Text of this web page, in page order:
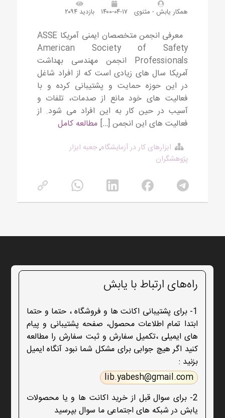
همکار یابش - مثنوی ۱۴۰۰-۰۴-۱۷ بازدید ۲۰۹۴
معرفی انجمن متخصصان ایمنی آمریکا ASSE
American Society of Safety
Professionals انجمن مهندسی بهداشت
آمریکا سال های زیادی است که از افراد شاغل
در این حوزه حمایت و پشتیبانی کرده و با
فعالیت های خود مانع از صدمات، تلفات و
آسیب در حین کار به این افراد می شود. از
فعالیت های این انجمن […]مطالعه کامل
ابزارهای کار در آزمایشگاه,جعبه ابزار
پژوهشگران
راه‌های ارتباط با یابش
1- برای پشتیبانی اکانت ها و فروشگاه ، حتما و حتما
ابتدا تمام اطلاعات محصول، صفحه پشتیبانی و پیام
های ایمیلی ،تکمیل سفارش و ثبت سفارش را مطالعه
کنید اگر هیچ جوابی برای مشکل شما نبود آنگاه ایمیل
بزنید :
lib.yabesh@gmail.com
2- برای سوال قبل از خرید اکانت ها و یا محصولات
یابش در شبکه های اجتماعی ما سوال بپرسید